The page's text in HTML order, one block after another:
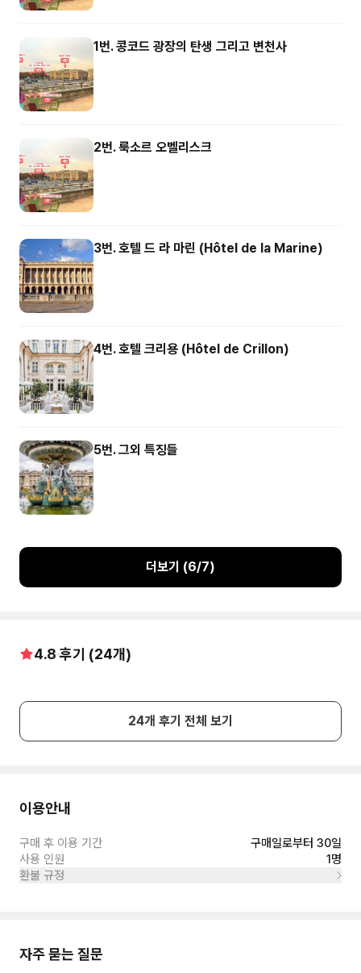
1번. 콩코드 광장의 탄생 그리고 변천사
2번. 룩소르 오벨리스크
3번. 호텔 드 라 마린 (Hôtel de la Marine)
4번. 호텔 크리용 (Hôtel de Crillon)
5번. 그외 특징들
더보기 (6/7)
4.8 후기 (24개)
24개 후기 전체 보기
이용안내
구매 후 이용 기간
구매일로부터 30일
사용 인원
1명
환불 규정
자주 묻는 질문